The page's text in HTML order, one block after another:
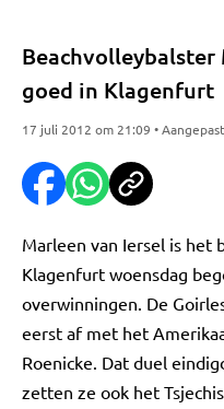
goed in Klagenfurt
17 juli 2012 om 21:09 •
Marleen van Iersel is het
Klagenfurt woensdag
overwinningen. De
eerst af met het
Roenicke. Dat duel
zetten ze ook het